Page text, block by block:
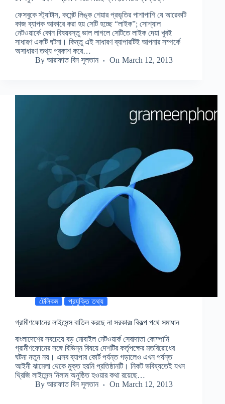
ফেসবুকে স্ট্যাটাস, কমেন্ট লিঙ্ক শেয়ার প্রভৃতির পাশাপাশি যে আরেকটি
কাজ ব্যাপক আকারে করা হয় সেটি হচ্ছে “লাইক”; সোশ্যাল
নেটওয়ার্কে কোন বিষয়বস্তু ভাল লাগলে সেটিতে লাইক দেয়া খুবই
সাধারণ একটি ঘটনা। কিন্তু এই সাধারণ ব্যাপারটিই আপনার সম্পর্কে
অসাধারণ তথ্য প্রকাশ করে…
By আরাফাত বিন সুলতান On March 12, 2013
টেলিকম প্রযুক্তি তথ্য
গ্রামীণফোনের লাইসেন্স বাতিল করছে না সরকারঃ বিকল্প পথে সমাধান
বাংলাদেশের সবচেয়ে বড় মোবাইল নেটওয়ার্ক সেবাদাতা কোম্পানি
গ্রামীণফোনের সঙ্গে বিভিন্ন বিষয়ে দেশটির কর্তৃপক্ষের মতবিরোধের
ঘটনা নতুন নয়। এসব ব্যাপার কোর্ট পর্যন্ত গড়ালেও এখন পর্যন্ত
আইনী ঝামেলা থেকে মুক্ত হয়নি প্রতিষ্ঠানটি। নিকট ভবিষ্যতেই যখন
থ্রিজি লাইসেন্স নিলাম অনুষ্ঠিত হওয়ার কথা রয়েছে…
By আরাফাত বিন সুলতান On March 12, 2013